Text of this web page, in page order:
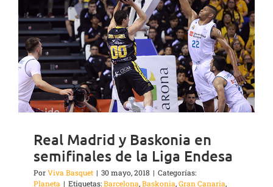
Real Madrid y Baskonia en
semifinales de la Liga Endesa
PorViva Basquet | 30 mayo, 2018 | Categorías:
Planeta | Etiquetas:Barcelona,Baskonia,Gran Canaria,